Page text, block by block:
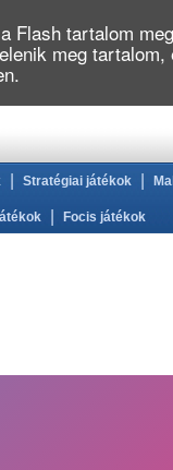
Stratégiai játékok
Focis játékok
Flash tartalom
meg